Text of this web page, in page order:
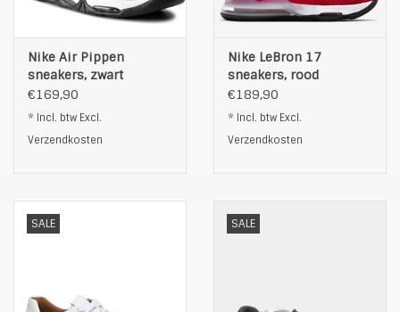
Nike Air Pippen
sneakers, zwart
€169,90
* Incl. btw Excl.
Verzendkosten
Nike LeBron 17
sneakers, rood
€189,90
* Incl. btw Excl.
Verzendkosten
SALE SALE